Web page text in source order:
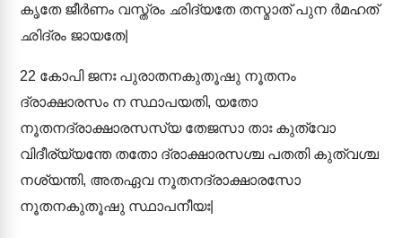
കൃതേ ജീർണം വസ്ത്രം ഛിദ്യതേ തസ്മാത് പുന ർമഹത്
ഛിദ്രം ജായതേ|
22 കോപി ജനഃ പുരാതനകുതൂഷു നൂതനം
ദ്രാക്ഷാരസം ന സ്ഥാപയതി, യതോ
നൂതനദ്രാക്ഷാരസസ്യ തേജസാ താഃ കുത്വോ
വിദീര്യ്യന്തേ തതോ ദ്രാക്ഷാരസശ്ച പതതി കുത്വശ്ച
നശ്യന്തി, അതഏവ നൂതനദ്രാക്ഷാരസോ
നൂതനകുതൂഷു സ്ഥാപനീയഃ|